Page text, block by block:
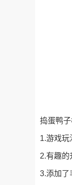
捣蛋鸭
1.游戏玩
2.有趣的
3.添加了